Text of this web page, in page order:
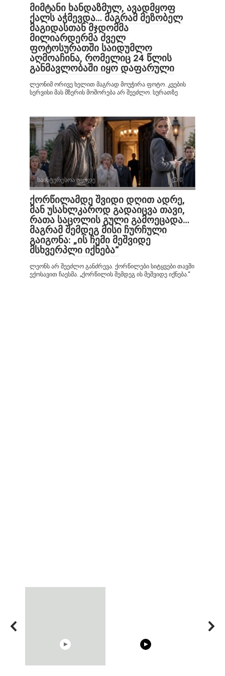
მიმტანი ხანდაზმულ, ავადმყოფ
ქალს აჭმევდა… მაგრამ მეზობელ
მაგიდასთან მჯდომმა
მილიარდერმა ძველ
ფოტოსურათში საიდუმლო
აღმოაჩინა, რომელიც 24 წლის
განმავლობაში იყო დაფარული
ლეონიმ ორივე ხელით მაგრად მოუჭირა ფოტო. კვების
სერვისი მას მზერის მოშორება არ შეეძლო. სურათზე
საინტერესოა იცოდე 0
ქორწილამდე შვიდი დღით ადრე,
მან უსახლკაროდ გადაიცვა თავი,
რათა საცოლის გული გამოეცადა…
მაგრამ შემდეგ მისი ჩურჩული
გაიგონა: „ის ჩემი მეშვიდე
მსხვერპლი იქნება“
ლეონს არ შეეძლო განძრევა. ქორწილები სიტყვები თავში
ექოსავით ჩაესმა. „ქორწილის შემდეგ ის მეშვიდე იქნება.“